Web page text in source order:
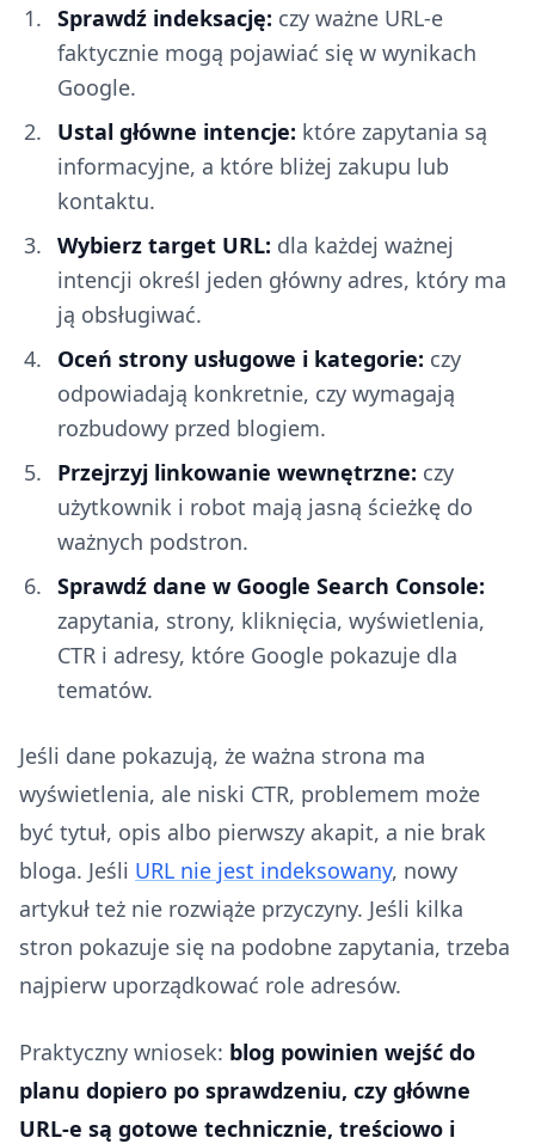
Sprawdź indeksację: czy ważne URL-e
faktycznie mogą pojawiać się w wynikach
Google.
Ustal główne intencje: które zapytania są
informacyjne, a które bliżej zakupu lub
kontaktu.
Wybierz target URL: dla każdej ważnej
intencji określ jeden główny adres, który ma
ją obsługiwać.
Oceń strony usługowe i kategorie: czy
odpowiadają konkretnie, czy wymagają
rozbudowy przed blogiem.
Przejrzyj linkowanie wewnętrzne: czy
użytkownik i robot mają jasną ścieżkę do
ważnych podstron.
Sprawdź dane w Google Search Console:
zapytania, strony, kliknięcia, wyświetlenia,
CTR i adresy, które Google pokazuje dla
tematów.
Jeśli dane pokazują, że ważna strona ma
wyświetlenia, ale niski CTR, problemem może
być tytuł, opis albo pierwszy akapit, a nie brak
bloga. Jeśli URL nie jest indeksowany, nowy
artykuł też nie rozwiąże przyczyny. Jeśli kilka
stron pokazuje się na podobne zapytania, trzeba
najpierw uporządkować role adresów.
Praktyczny wniosek: blog powinien wejść do
planu dopiero po sprawdzeniu, czy główne
URL-e są gotowe technicznie, treściowo i